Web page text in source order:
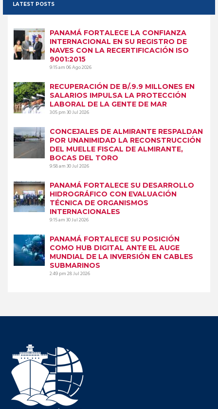
LATEST POSTS
PANAMÁ FORTALECE LA CONFIANZA
INTERNACIONAL EN SU REGISTRO DE
NAVES CON LA RECERTIFICACIÓN ISO
9001:2015
9:15 am06 Ago 2026
RECUPERACIÓN DE B/.9.9 MILLONES EN
SALARIOS IMPULSA LA PROTECCIÓN
LABORAL DE LA GENTE DE MAR
3:05 pm30 Jul 2026
CONCEJALES DE ALMIRANTE RESPALDAN
POR UNANIMIDAD LA RECONSTRUCCIÓN
DEL MUELLE FISCAL DE ALMIRANTE,
BOCAS DEL TORO
9:58 am30 Jul 2026
PANAMÁ FORTALECE SU DESARROLLO
HIDROGRÁFICO CON EVALUACIÓN
TÉCNICA DE ORGANISMOS
INTERNACIONALES
9:15 am30 Jul 2026
PANAMÁ FORTALECE SU POSICIÓN
COMO HUB DIGITAL ANTE EL AUGE
MUNDIAL DE LA INVERSIÓN EN CABLES
SUBMARINOS
2:49 pm28 Jul 2026